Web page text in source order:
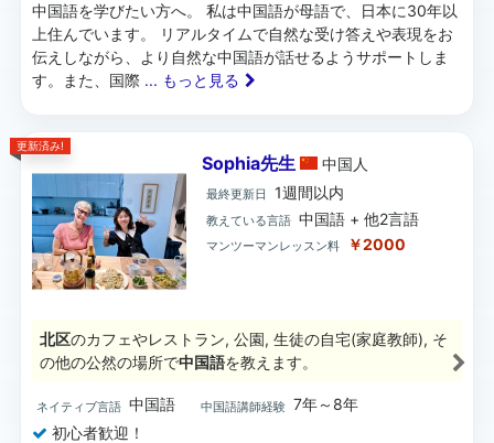
中国語を学びたい方へ。 私は中国語が母語で、日本に30年以
上住んでいます。 リアルタイムで自然な受け答えや表現をお
伝えしながら、より自然な中国語が話せるようサポートしま
す。また、国際 ... もっと見る
更新済み!
Sophia先生 中国 人
最終更新日 1週間以内
教えている言語 中国語 + 他2言語
マンツーマンレッスン料 ￥2000
北区のカフェやレストラン, 公園, 生徒の自宅(家庭教師), そ
の他の公然の場所で中国語を教えます。
ネイティブ言語 中国語 中国語講師経験 7年～8年
初心者歓迎！